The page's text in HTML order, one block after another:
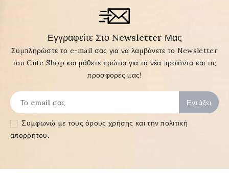
Εγγραφείτε Στο Newsletter Μας
Συμπληρώστε το e-mail σας για να λαμβάνετε το Newsletter
του Cute Shop και μάθετε πρώτοι για τα νέα προϊόντα και τις
προσφορές μας!
Συμφωνώ με τουςόρους χρήσης και την πολιτική
απορρήτου.